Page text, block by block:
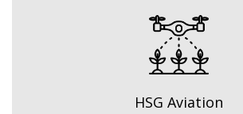
HSG Aviation